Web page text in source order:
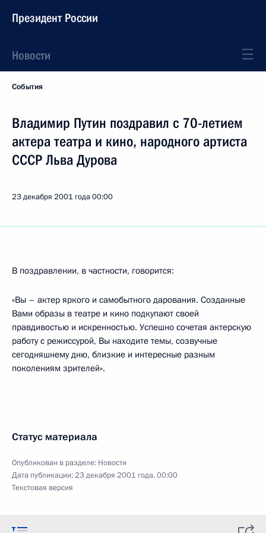
Президент России
Новости
События
Владимир Путин поздравил с 70-летием
актера театра и кино, народного артиста
СССР Льва Дурова
23 декабря 2001 года00:00
В поздравлении, в частности, говорится:
«Вы – актер яркого и самобытного дарования. Созданные
Вами образы в театре и кино подкупают своей
правдивостью и искренностью. Успешно сочетая актерскую
работу с режиссурой, Вы находите темы, созвучные
сегодняшнему дню, близкие и интересные разным
поколениям зрителей».
Статус материала
Опубликован в разделе: Новости
Дата публикации:23 декабря 2001 года, 00:00
Текстовая версия